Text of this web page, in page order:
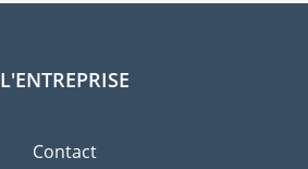
L'ENTREPRISE
Contact